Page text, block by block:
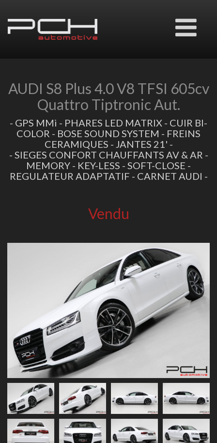
Ouvrir
le
AUDI S8 Plus 4.0 V8 TFSI 605cv
Quattro Tiptronic Aut.
- GPS MMi - PHARES LED MATRIX - CUIR BI-
COLOR - BOSE SOUND SYSTEM - FREINS
CERAMIQUES - JANTES 21' -
- SIEGES CONFORT CHAUFFANTS AV & AR -
MEMORY - KEY-LESS - SOFT-CLOSE -
REGULATEUR ADAPTATIF - CARNET AUDI -
Vendu